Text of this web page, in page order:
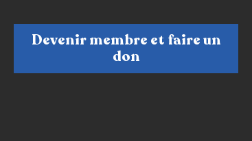
Devenir membre et faire un
don